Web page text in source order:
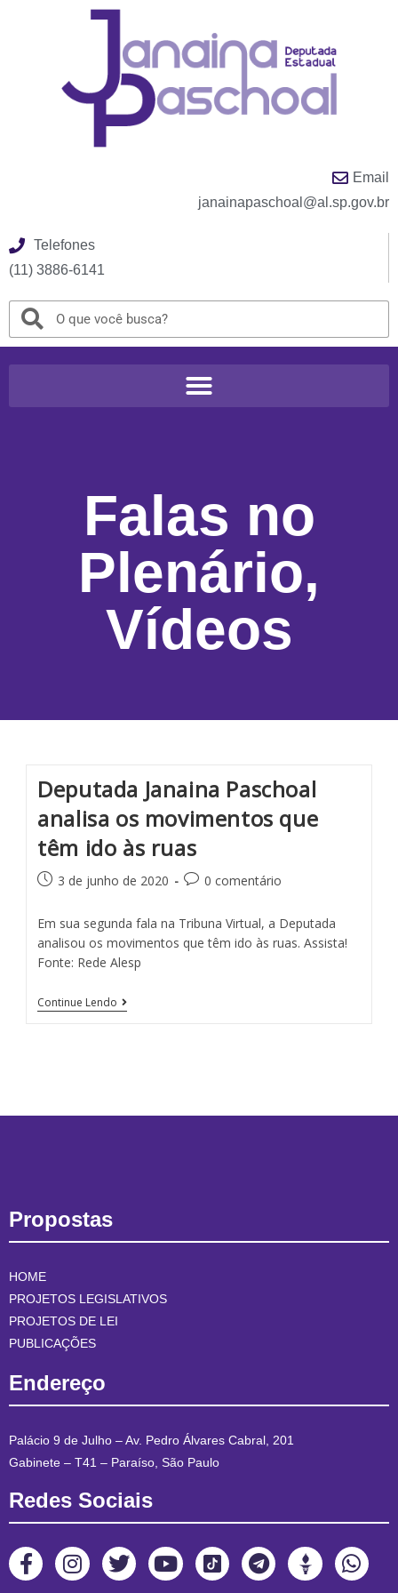
Email
janainapaschoal@al.sp.gov.br
Telefones
(11) 3886-6141
Falas no
Plenário,
Vídeos
Deputada Janaina Paschoal
analisa os movimentos que
têm ido às ruas
3 de junho de 2020 0 comentário
Em sua segunda fala na Tribuna Virtual, a Deputada
analisou os movimentos que têm ido às ruas. Assista!
Fonte: Rede Alesp
Continue Lendo
Propostas
HOME
PROJETOS LEGISLATIVOS
PROJETOS DE LEI
PUBLICAÇÕES
Endereço
Palácio 9 de Julho – Av. Pedro Álvares Cabral, 201
Gabinete – T41 – Paraíso, São Paulo
Redes Sociais